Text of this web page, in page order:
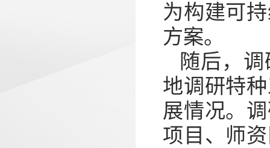
为构建可
方案。
随后，
地调研特
展情况。
项目、师